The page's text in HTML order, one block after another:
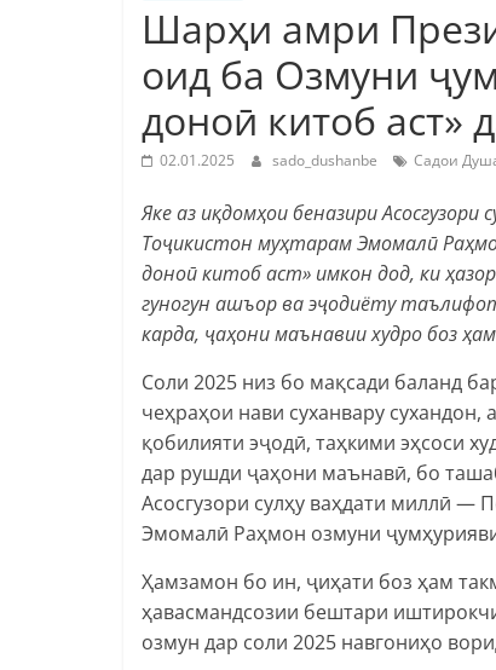
Шарҳи амри
оид ба Озмуни
доноӣ китоб аст»
02.01.2025 sado_dushanbe Садои
Яке аз иқдомҳои беназири
Тоҷикистон муҳтарам Эмомалӣ
доноӣ китоб аст» имкон дод, ки
гуногун ашъор ва эҷодиёту
карда, ҷаҳони маънавии худро боз
Соли 2025 низ бо мақсади баланд
чеҳраҳои нави суханвару
қобилияти эҷодӣ, таҳкими эҳсоси
дар рушди ҷаҳони маънавӣ, бо
Асосгузори сулҳу ваҳдати миллӣ —
Эмомалӣ Раҳмон озмуни
Ҳамзамон бо ин, ҷиҳати боз ҳам
ҳавасмандсозии бештари
озмун дар соли 2025 навгониҳо